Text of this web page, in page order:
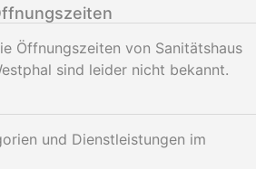
Öffnungszeiten von Sanitätshaus
sind leider nicht bekannt.
und Dienstleistungen im